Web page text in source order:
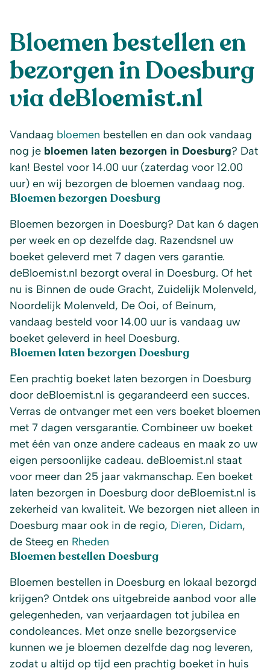
Bloemen bestellen en
bezorgen in Doesburg
via deBloemist.nl
Vandaag bloemen bestellen en dan ook vandaag
nog je bloemen laten bezorgen in Doesburg? Dat
kan! Bestel voor 14.00 uur (zaterdag voor 12.00
uur) en wij bezorgen de bloemen vandaag nog.
Bloemen bezorgen Doesburg
Bloemen bezorgen in Doesburg? Dat kan 6 dagen
per week en op dezelfde dag. Razendsnel uw
boeket geleverd met 7 dagen vers garantie.
deBloemist.nl bezorgt overal in Doesburg. Of het
nu is Binnen de oude Gracht, Zuidelijk Molenveld,
Noordelijk Molenveld, De Ooi, of Beinum,
vandaag besteld voor 14.00 uur is vandaag uw
boeket geleverd in heel Doesburg.
Bloemen laten bezorgen Doesburg
Een prachtig boeket laten bezorgen in Doesburg
door deBloemist.nl is gegarandeerd een succes.
Verras de ontvanger met een vers boeket bloemen
met 7 dagen versgarantie. Combineer uw boeket
met één van onze andere cadeaus en maak zo uw
eigen persoonlijke cadeau. deBloemist.nl staat
voor meer dan 25 jaar vakmanschap. Een boeket
laten bezorgen in Doesburg door deBloemist.nl is
zekerheid van kwaliteit. We bezorgen niet alleen in
Doesburg maar ook in de regio, Dieren, Didam,
de Steeg en Rheden
Bloemen bestellen Doesburg
Bloemen bestellen in Doesburg en lokaal bezorgd
krijgen? Ontdek ons uitgebreide aanbod voor alle
gelegenheden, van verjaardagen tot jubilea en
condoleances. Met onze snelle bezorgservice
kunnen we je bloemen dezelfde dag nog leveren,
zodat u altijd op tijd een prachtig boeket in huis